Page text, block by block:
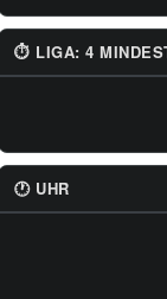
⏱ LIGA: 4
🕐 UHR